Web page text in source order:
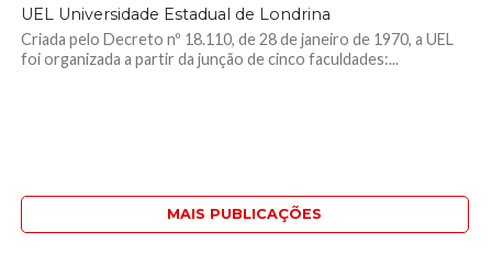
UEL Universidade Estadual de Londrina
Criada pelo Decreto nº 18.110, de 28 de janeiro de 1970, a UEL
foi organizada a partir da junção de cinco faculdades:...
MAIS PUBLICAÇÕES